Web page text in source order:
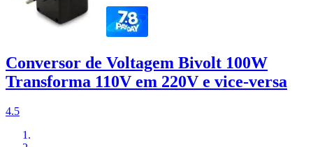
Conversor de Voltagem Bivolt 100W
Transforma 110V em 220V e vice-versa
4.5